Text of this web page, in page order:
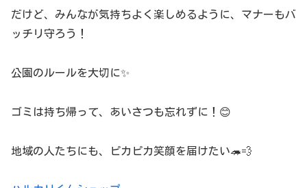
だけど、みんなが気持ちよく楽しめるように、マナーもバ
ッチリ守ろう！
公園のルールを大切に✨
ゴミは持ち帰って、あいさつも忘れずに！😊
地域の人たちにも、ピカピカ笑顔を届けたい🦔💨